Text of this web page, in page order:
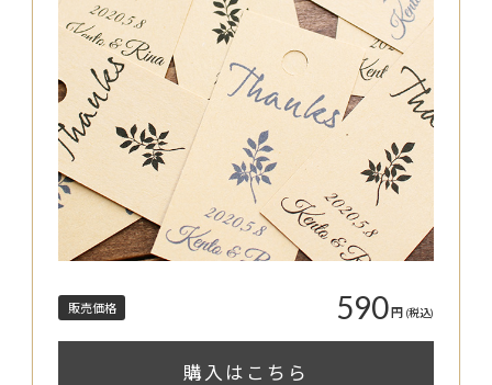
販売価格 590 円 (税込)
購入はこちら